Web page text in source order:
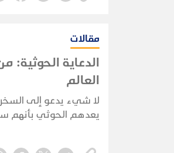
مقالات
الدعاية الحوثية:
العالم
لا شيء يدعو إلى
يعدهم الحوثي بأنهم